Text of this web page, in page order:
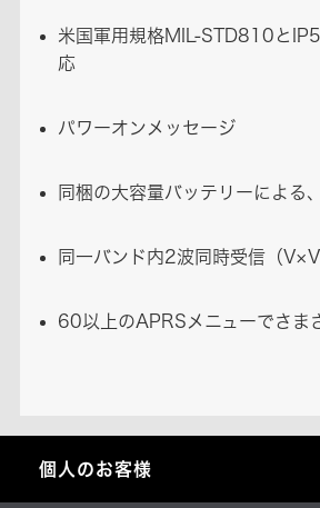
米国軍用規格MIL-STD810と
応
パワーオンメッセージ
同梱の大容量バッテリーによる
同一バンド内2波同時受信（
60以上のAPRSメニューでさま
個人のお客様